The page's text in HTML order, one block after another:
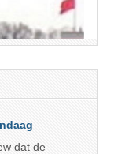
dat de